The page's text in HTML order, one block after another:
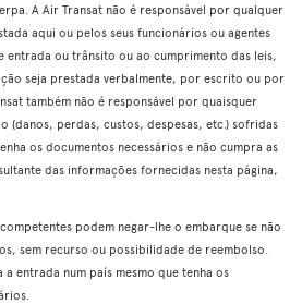
A Air Transat não é responsável por qualquer
aqui ou pelos seus funcionários ou agentes
entrada ou trânsito ou ao cumprimento das leis,
seja prestada verbalmente, por escrito ou por
também não é responsável por quaisquer
(danos, perdas, custos, despesas, etc.) sofridas
os documentos necessários e não cumpra as
das informações fornecidas nesta página,
podem negar-lhe o embarque se não
sem recurso ou possibilidade de reembolso.
entrada num país mesmo que tenha os